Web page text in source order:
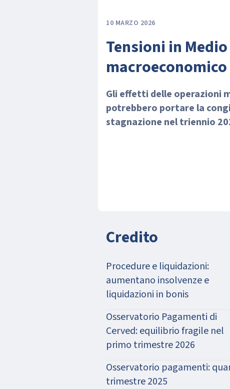
10 MARZO 2026
Tensioni in
macroeconomico
Gli effetti delle operazioni
potrebbero portare la
stagnazione nel triennio
Credito
Procedure e liquidazioni:
aumentano insolvenze e
liquidazioni in bonis
Osservatorio Pagamenti di
Cerved: equilibrio fragile nel
primo trimestre 2026
Osservatorio pagamenti:
trimestre 2025